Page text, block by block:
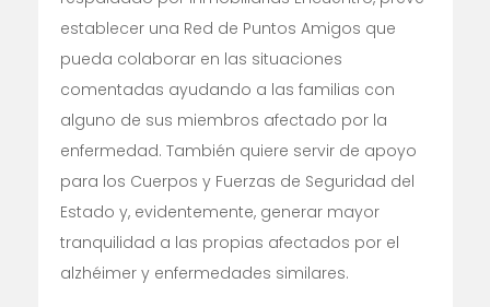
establecer una Red de Puntos Amigos que
pueda colaborar en las situaciones
comentadas ayudando a las familias con
alguno de sus miembros afectado por la
enfermedad. También quiere servir de apoyo
para los Cuerpos y Fuerzas de Seguridad del
Estado y, evidentemente, generar mayor
tranquilidad a las propias afectados por el
alzhéimer y enfermedades similares.